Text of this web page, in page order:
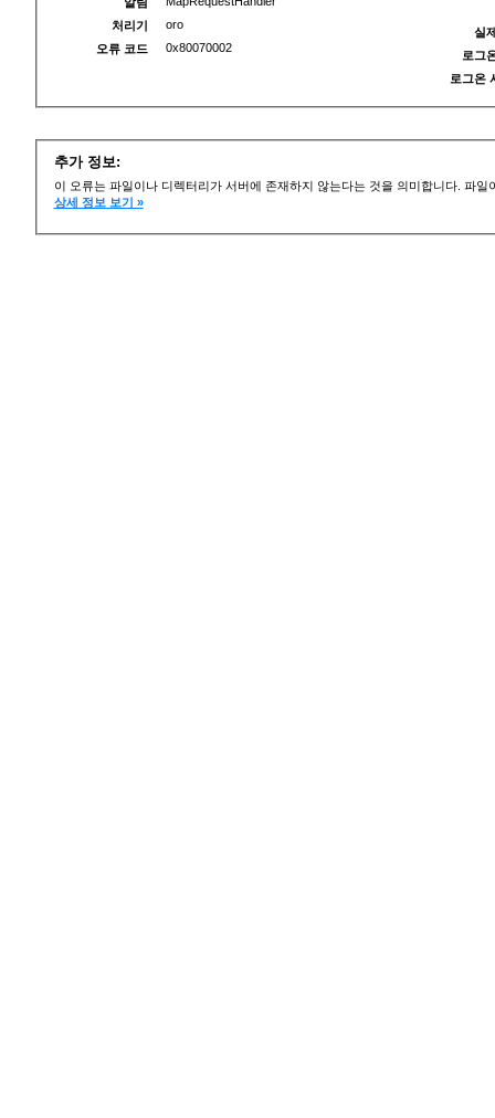
처리기
oro
오류 코드
0x80070002
실
로그
로그온
추가 정보:
이 오류는 파일이나 디렉터리가 서버에 존재하지 않는다는 것을 의미합니다. 파
상세 정보 보기 »